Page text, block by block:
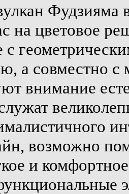
Фудзияма
на цветовое
с
а совместно
внимание
возможно
и